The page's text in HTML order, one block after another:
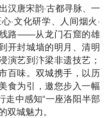
汉唐宋韵·古都寻脉、一
·文化研学、人间烟火·
路——从龙门石窟的雄
开封城墙的明月、清明
演艺到汴梁非遗技艺；
百味。双城携手，以历
食为引，邀您步入一幅
走中感知“一座洛阳半部
双城魅力。